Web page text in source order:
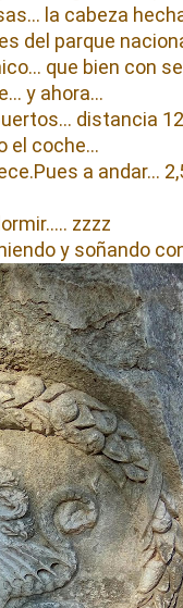
la cabeza
del parque
que bien con
y ahora…
distancia
el coche…
a andar…
zzzz
y soñando